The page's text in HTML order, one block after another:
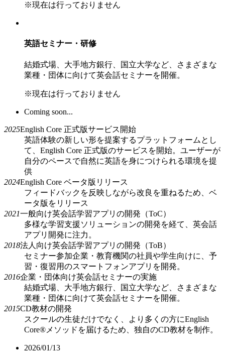
※現在は行っておりません
英語セミナー・研修
結婚式場、大手地方銀行、国立大学など、さまざまな
業種・団体に向けて英会話セミナーを開催。
※現在は行っておりません
Coming soon...
2025English Core 正式版サービス開始
英語体験の新しい形を提案するプラットフォームとし
て、English Core 正式版のサービスを開始。ユーザーが
自分のペースで自然に英語を身につけられる環境を提
供
2024English Core ベータ版リリース
フィードバックを反映しながら改良を重ねるため、ベ
ータ版をリリース
2021一般向け英会話学習アプリの開発（ToC）
多様な学習支援ソリューションの開発を経て、英会話
アプリ開発に注力。
2018法人向け英会話学習アプリの開発（ToB）
セミナー参加企業・教育機関の社員や学生向けに、予
習・復習用のスマートフォンアプリを開発。
2016企業・団体向け英会話セミナーの実施
結婚式場、大手地方銀行、国立大学など、さまざまな
業種・団体に向けて英会話セミナーを開催。
2015CD教材の開発
スクールの生徒だけでなく、より多くの方にEnglish
Core®メソッドを届けるため、独自のCD教材を制作。
2026/01/13